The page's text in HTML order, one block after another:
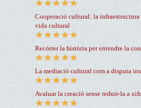
Cooperació cultural: la infraestructura
vida cultural
Recórrer la història per entendre la
La mediació cultural com a disputa
Avaluar la creació sense reduir-la a